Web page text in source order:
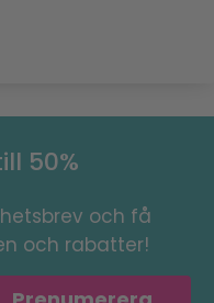
50%
och få
och rabatter!